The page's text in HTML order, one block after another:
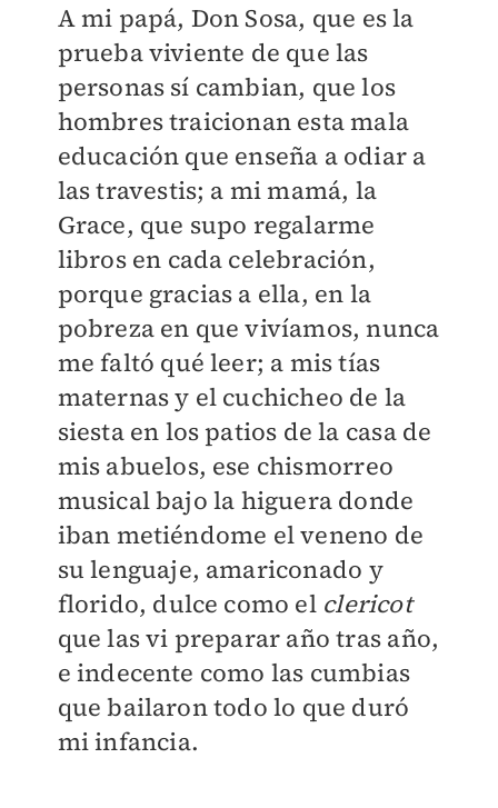
A mi papá, Don Sosa, que es la
prueba viviente de que las
personas sí cambian, que los
hombres traicionan esta mala
educación que enseña a odiar a
las travestis; a mi mamá, la
Grace, que supo regalarme
libros en cada celebración,
porque gracias a ella, en la
pobreza en que vivíamos, nunca
me faltó qué leer; a mis tías
maternas y el cuchicheo de la
siesta en los patios de la casa de
mis abuelos, ese chismorreo
musical bajo la higuera donde
iban metiéndome el veneno de
su lenguaje, amariconado y
florido, dulce como el clericot
que las vi preparar año tras año,
e indecente como las cumbias
que bailaron todo lo que duró
mi infancia.